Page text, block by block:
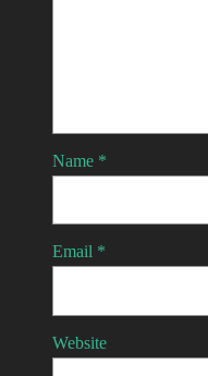
Name *
Email *
Website